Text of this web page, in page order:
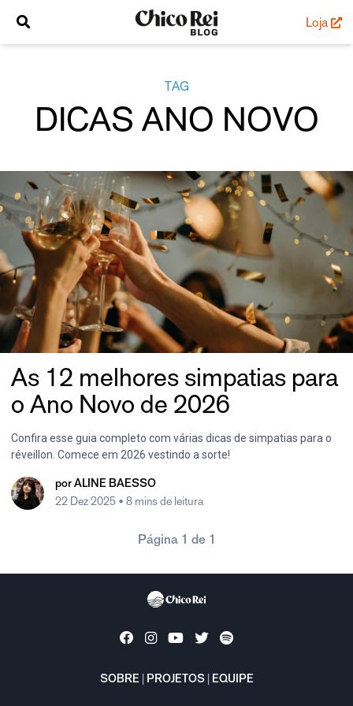
Loja
TAG
DICAS ANO NOVO
As 12 melhores simpatias para
o Ano Novo de 2026
Confira esse guia completo com várias dicas de simpatias para o
réveillon. Comece em 2026 vestindo a sorte!
por ALINE BAESSO
22 Dez 2025 • 8 mins de leitura
Página 1 de 1
SOBRE PROJETOS EQUIPE